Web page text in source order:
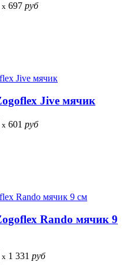
x 697 руб
Jive мячик
x 601 руб
Rando мячик 9
x 1 331 руб